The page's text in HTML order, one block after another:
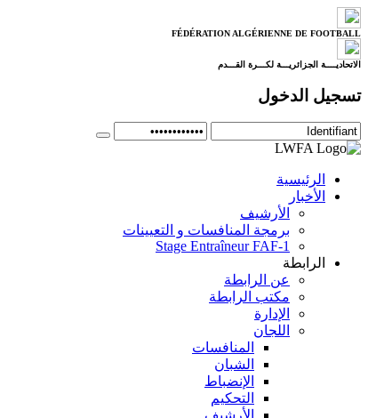
FÉDÉRATION ALGÉRIENNE DE FOOTBALL
الاتحاديــــة الجزائريـــة لكـــرة القـــدم
تسجيل الدخول
الرئيسية
الأخبار
الأرشيف
برمجة المنافسات و التعيينات
Stage Entraîneur FAF-1
الرابطة
عن الرابطة
مكتب الرابطة
الإدارة
اللجان
المنافسات
الشبان
الإنضباط
التحكيم